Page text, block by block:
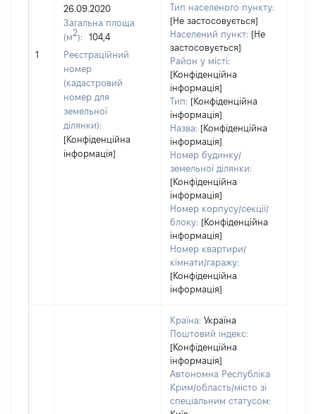
1
26.09.2020
Загальна площа
(м2):
104,4
Реєстраційний
номер
(кадастровий
номер для
земельної
ділянки):
[Конфіденційна
інформація]
Тип населеного пункту:
[Не застосовується]
Населений пункт: [Не
застосовується]
Район у місті:
[Конфіденційна
інформація]
Тип: [Конфіденційна
інформація]
Назва: [Конфіденційна
інформація]
Номер будинку/
земельної ділянки:
[Конфіденційна
інформація]
Номер корпусу/секції/
блоку: [Конфіденційна
інформація]
Номер квартири/
кімнати/гаражу:
[Конфіденційна
інформація]
Країна: Україна
Поштовий індекс:
[Конфіденційна
інформація]
Автономна Республіка
Крим/область/місто зі
спеціальним статусом: